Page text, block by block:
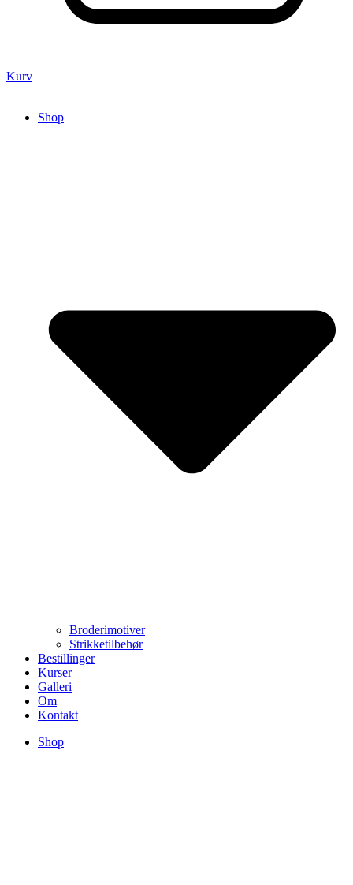
Kurv
Shop
Broderimotiver
Strikketilbehør
Bestillinger
Kurser
Galleri
Om
Kontakt
Shop